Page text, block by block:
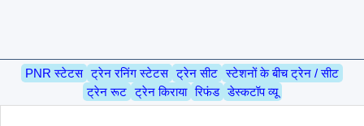
PNR स्टेटस ट्रेन रनिंग स्टेटस ट्रेन सीट स्टेशनों के बीच ट्रेन / सीट
ट्रेन रूट ट्रेन किराया रिफंड डेस्कटॉप व्यू